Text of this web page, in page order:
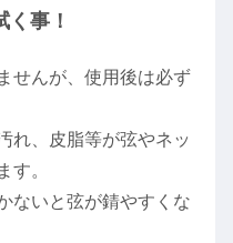
事！
せんが、使用後は必ず
れ、皮脂等が弦やネッ
す。
ないと弦が錆やすくな